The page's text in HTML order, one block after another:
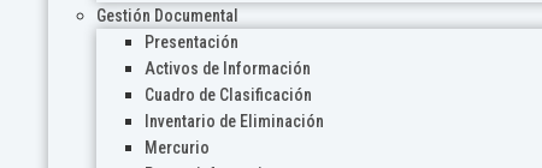
Gestión Documental
Presentación
Activos de Información
Cuadro de Clasificación
Inventario de Eliminación
Mercurio